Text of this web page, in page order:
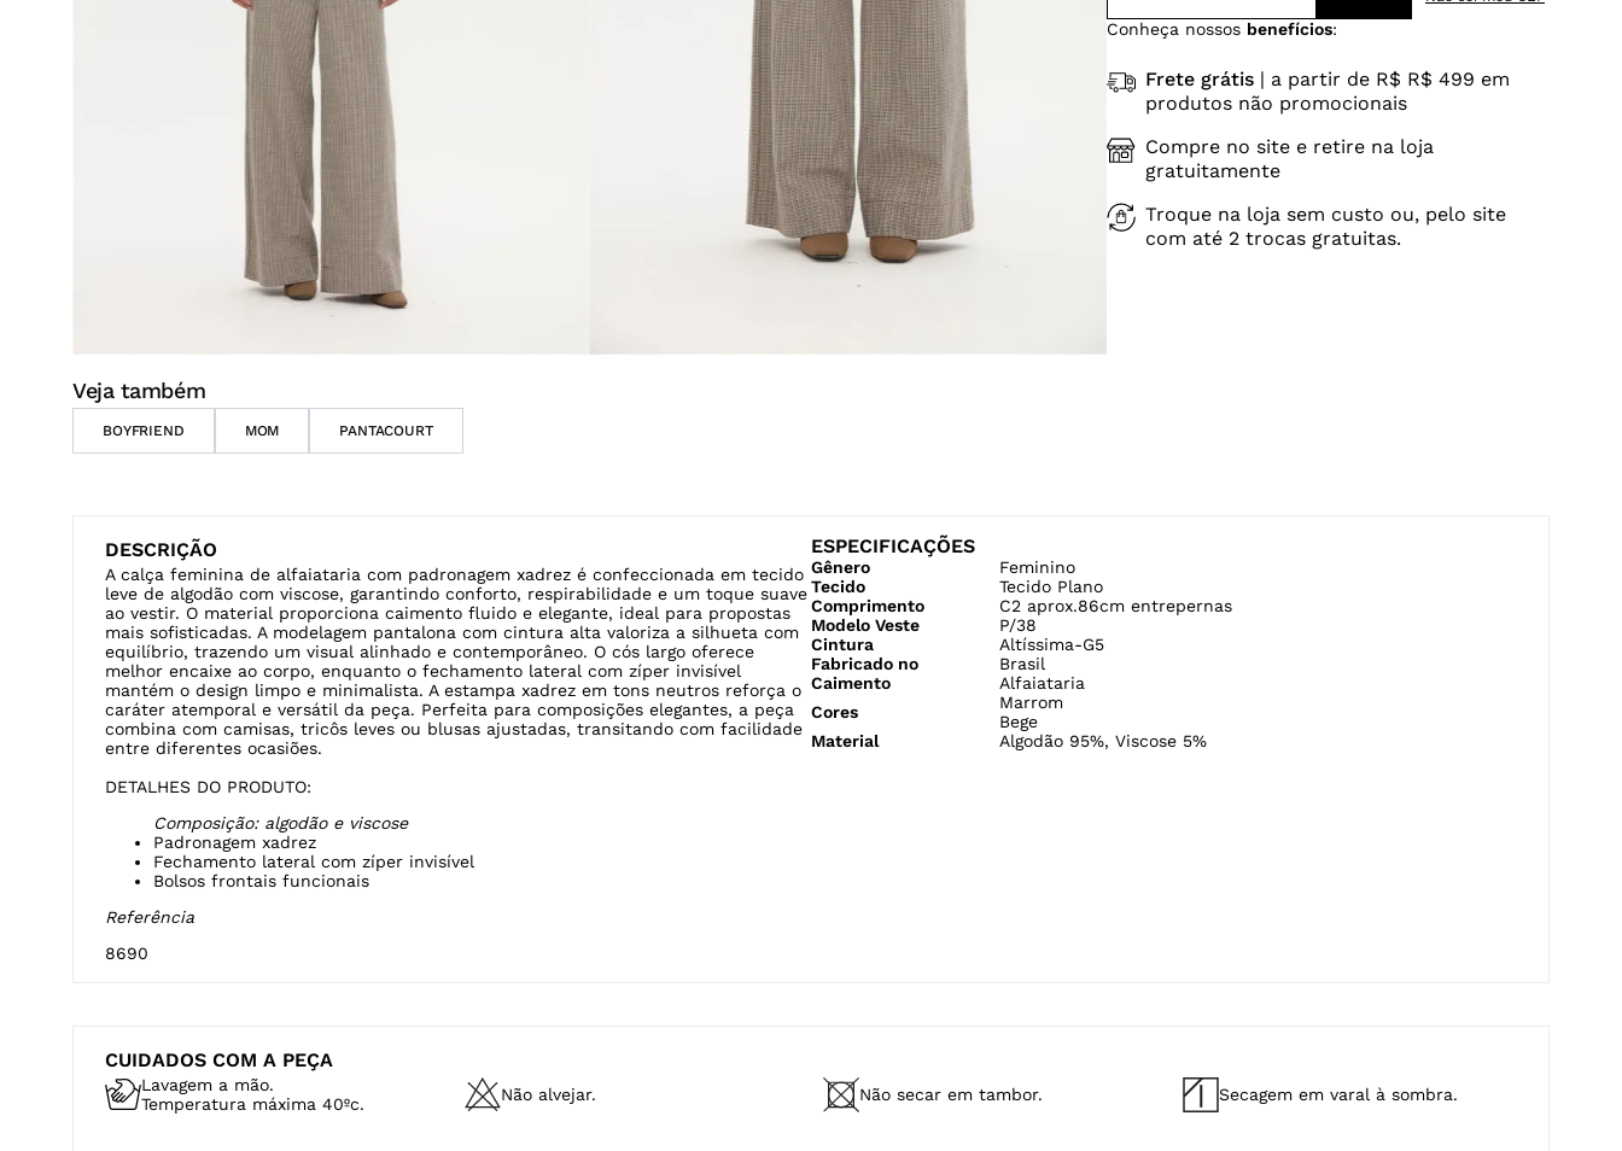
Conheça nossos benefícios:
Frete grátis| a partir de R$ R$ 499 em
produtos não promocionais
Compre no site e retire na loja
gratuitamente
Troque na loja sem custo ou, pelo site
com até 2 trocas gratuitas.
Veja também
BOYFRIEND MOM PANTACOURT
DESCRIÇÃO
A calça feminina de alfaiataria com padronagem xadrez é confeccionada em tecido
leve de algodão com viscose, garantindo conforto, respirabilidade e um toque suave
ao vestir. O material proporciona caimento fluido e elegante, ideal para propostas
mais sofisticadas. A modelagem pantalona com cintura alta valoriza a silhueta com
equilíbrio, trazendo um visual alinhado e contemporâneo. O cós largo oferece
melhor encaixe ao corpo, enquanto o fechamento lateral com zíper invisível
mantém o design limpo e minimalista. A estampa xadrez em tons neutros reforça o
caráter atemporal e versátil da peça. Perfeita para composições elegantes, a peça
combina com camisas, tricôs leves ou blusas ajustadas, transitando com facilidade
entre diferentes ocasiões.
DETALHES DO PRODUTO:
Composição: algodão e viscose
Padronagem xadrez
Fechamento lateral com zíper invisível
Bolsos frontais funcionais
Referência
8690
ESPECIFICAÇÕES
Gênero
Feminino
Tecido
Tecido Plano
Comprimento
C2 aprox.86cm entrepernas
Modelo Veste
P/38
Cintura
Altíssima-G5
Fabricado no
Brasil
Caimento
Alfaiataria
Cores
Marrom
Bege
Material
Algodão 95%, Viscose 5%
CUIDADOS COM A PEÇA
Lavagem a mão.
Temperatura máxima 40ºc.
Não alvejar. Não secar em tambor. Secagem em varal à sombra.